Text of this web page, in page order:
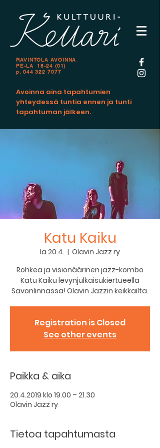
RAVINTOLA AVOINNA
PE-LA 18-24 (01)
p. 044 322 7077
Avoinna aina tapahtumien
yhteydessä tuntia ennen ja tunti
tapahtuman jälkeen.
Katu Kaiku
la 20.4.
  |
Olavin Jazz ry
Rohkea ja visionäärinen jazz-kombo
Katu Kaiku levynjulkaisukiertueella
Savonlinnassa! Olavin Jazzin keikkailta.
Registration is Closed
See other events
Paikka & aika
20.4.2019 klo 19.00 – 21.30
Olavin Jazz ry
Tietoa tapahtumasta